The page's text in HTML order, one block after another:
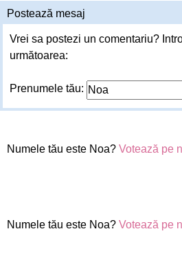
Postează mesaj
Vrei sa postezi un comentariu?
următoarea:
Prenumele tău:
Numele tău este Noa? Votează pe
Numele tău este Noa? Votează pe